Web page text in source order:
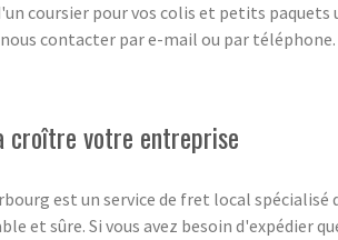
coursier pour vos colis et petits
contacter par e-mail ou par téléphone.
croître votre entreprise
est un service de fret local
et sûre. Si vous avez besoin d'expédier